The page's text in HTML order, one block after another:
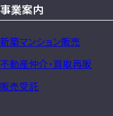
事業案内
新築マンション販売
不動産仲介・買取再販
販売受託